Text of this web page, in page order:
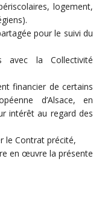
logement,
pour le suivi du
avec la Collectivité
financier de certains
d’Alsace, en
intérêt au regard des
le Contrat précité,
en œuvre la présente